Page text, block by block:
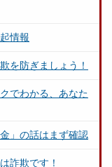
情報
を防ぎましょう！
でわかる、あなた
」の話はまず確認
詐欺です！